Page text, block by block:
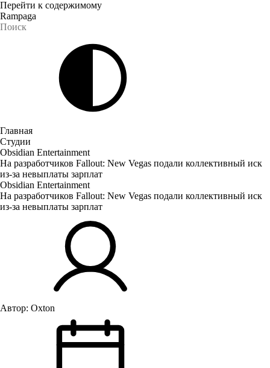
Перейти к содержимому
Rampaga
Главная
Студии
Obsidian Entertainment
На разработчиков Fallout: New Vegas подали коллективный иск
из-за невыплаты зарплат
Obsidian Entertainment
На разработчиков Fallout: New Vegas подали коллективный иск
из-за невыплаты зарплат
Автор: Oxton